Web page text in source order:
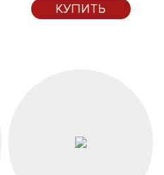
КУПИТЬ